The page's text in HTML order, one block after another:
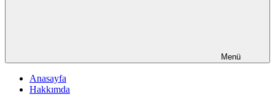
Menü
Anasayfa
Hakkımda